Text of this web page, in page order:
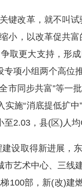
改革，就不叫试
小，以改革促共
取更大支持，形
项小组两个高位
市同步共富”等
施“消底提低扩
2.03，县(区)人
取得新进展，
艺术中心、三
100部，新(改)